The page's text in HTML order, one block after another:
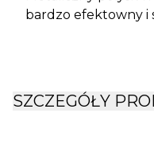
bardzo efektowny i
Modo oferuje
ze stali nierdzewnej
SZCZEGÓŁY